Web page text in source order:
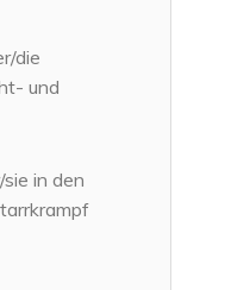
die
und
in den